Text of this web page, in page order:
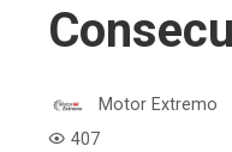
Motor Extremo
407